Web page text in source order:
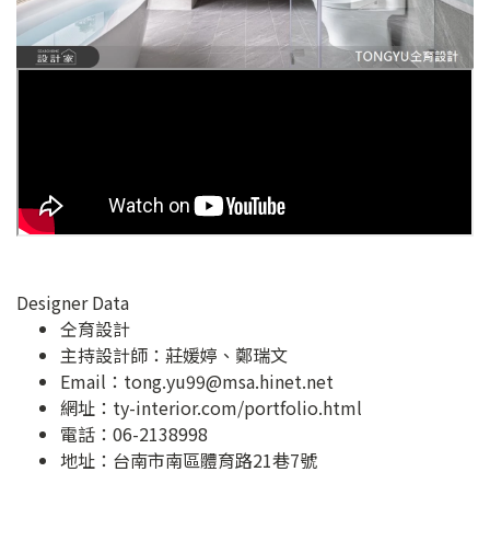
Designer Data
仝育設計
主持設計師：莊媛婷、鄭瑞文
Email： tong.yu99@msa.hinet.net
網址： ty-interior.com/portfolio.html
電話：06-2138998
地址： 台南市南區體育路21巷7號